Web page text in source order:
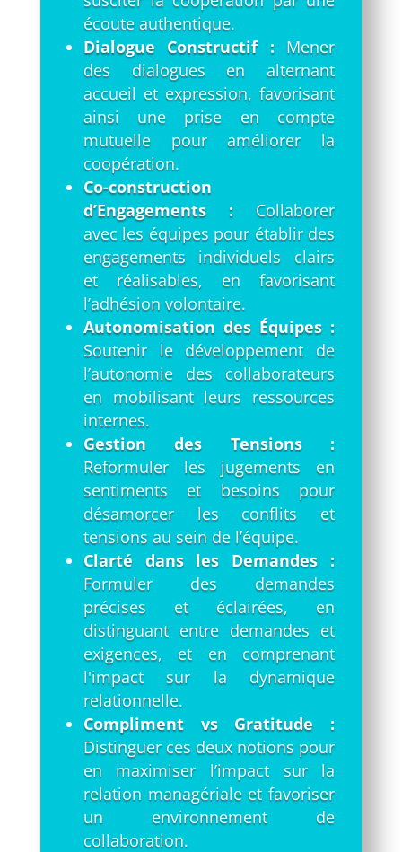
écoute authentique.
Dialogue Constructif : Mener
des dialogues en alternant
accueil et expression, favorisant
ainsi une prise en compte
mutuelle pour améliorer la
coopération.
Co-construction
d’Engagements : Collaborer
avec les équipes pour établir des
engagements individuels clairs
et réalisables, en favorisant
l’adhésion volontaire.
Autonomisation des Équipes :
Soutenir le développement de
l’autonomie des collaborateurs
en mobilisant leurs ressources
internes.
Gestion des Tensions :
Reformuler les jugements en
sentiments et besoins pour
désamorcer les conflits et
tensions au sein de l’équipe.
Clarté dans les Demandes :
Formuler des demandes
précises et éclairées, en
distinguant entre demandes et
exigences, et en comprenant
l'impact sur la dynamique
relationnelle.
Compliment vs Gratitude :
Distinguer ces deux notions pour
en maximiser l’impact sur la
relation managériale et favoriser
un environnement de
collaboration.